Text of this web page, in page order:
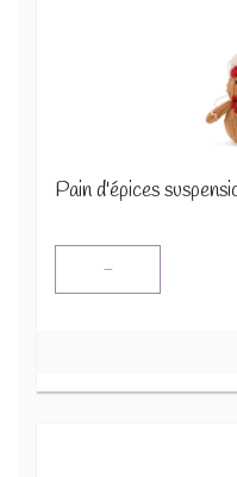
Pain d'épices
-